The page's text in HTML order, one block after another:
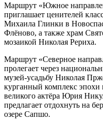
Маршрут «Южное
приглашает ценителей
Михаила Глинки в
Флёново, а также храм
мозаикой Николая Рериха.
Маршрут «Северное
пролегает через
музей-усадьбу Николая
курганный комплекс эпохи
великого актёра Юрия
предлагает отдохнуть на
озере Сапшо.